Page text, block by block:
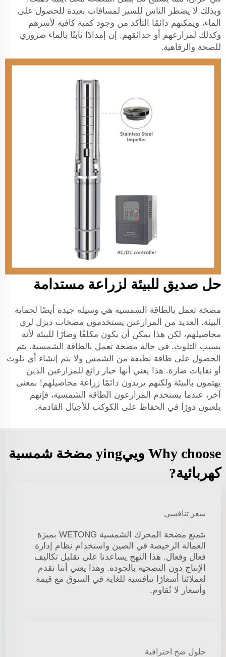
وبذلك لا يضطر الناس للسير لمسافات بعيدة للحصول على
الماء، ويمكنهم دائمًا التأكد من وجود كمية كافية لأسرهم
وكذلك لمزارعهم أو حدائقهم. إن إمدادًا ثابتًا بالماء ضروري
للصحة والرفاهية.
حل صديق للبيئة لزراعة مستدامة
مضخة تعمل بالطاقة الشمسية هي وسيلة جيدة أيضًا لحماية
البيئة. العديد من المزارعين يستخدمون مضخات ديزل لري
محاصيلهم، لكن هذا يمكن أن يكون مكلفًا وضارًا للبيئة لأنه
يسبب التلوث. في حالة مضخة تعمل بالطاقة الشمسية، يتم
الحصول على طاقة نظيفة من الشمس ولا يتم إنشاء أي تلوث
أو نفايات ضارة. هذا يعني أنها خيار رائع للمزارعين الذين
يهتمون بالبيئة ولكنهم يريدون دائمًا زراعة محاصيلهم! بمعنى
آخر، عندما يستخدم المزارعون الطاقة الشمسية، فإنهم
يلعبون دورًا في الحفاظ على الكوكب للأجيال القادمة.
Why choose وييying مضخة شمسية
كهربائية?
سعر تنافسي
يتمتع مضخة المحرك الشمسية WETONG بميزة
العمالة الرخيصة في الصين واستخدام نظام إدارة
فعال وفعال. هذا النهج يساعدنا على تقليل تكاليف
الإنتاج دون التضحية بالجودة. وهذا يعني أننا نقدم
لعملائنا أسعارًا تنافسية للغاية في السوق مع قيمة
وأسعار لا تُقاوم.
حلول ضخ احترافية